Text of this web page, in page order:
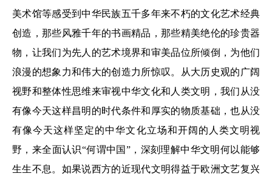
美术馆等感受到中华民族五千多年来不朽的文化艺术经典
创造，那些风雅千年的书画精品，那些精美绝伦的珍贵器
物，让我们为先人的艺术境界和审美品位所倾倒，为他们
浪漫的想象力和伟大的创造力所惊叹。从大历史观的广阔
视野和整体性思维来审视中华文化和人类文明，我们从没
有像今天这样昌明的时代条件和厚实的物质基础，也从没
有像今天这样坚定的中华文化立场和开阔的人类文明视
野，来全面认识“何谓中国”，深刻理解中华文明何以能够
生生不息。如果说西方的近现代文明得益于欧洲文艺复兴